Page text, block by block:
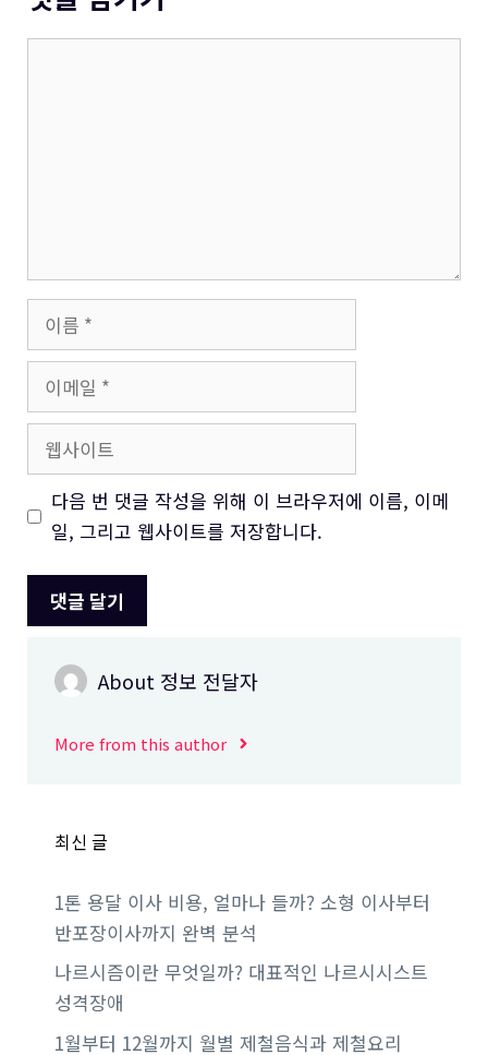
름
메
사
트
다음 번 댓글 작성을 위해 이 브라우저에 이름, 이메
일, 그리고 웹사이트를 저장합니다.
About 정보 전달자
More from this author
최신 글
1톤 용달 이사 비용, 얼마나 들까? 소형 이사부터
반포장이사까지 완벽 분석
나르시즘이란 무엇일까? 대표적인 나르시시스트
성격장애
1월부터 12월까지 월별 제철음식과 제철요리